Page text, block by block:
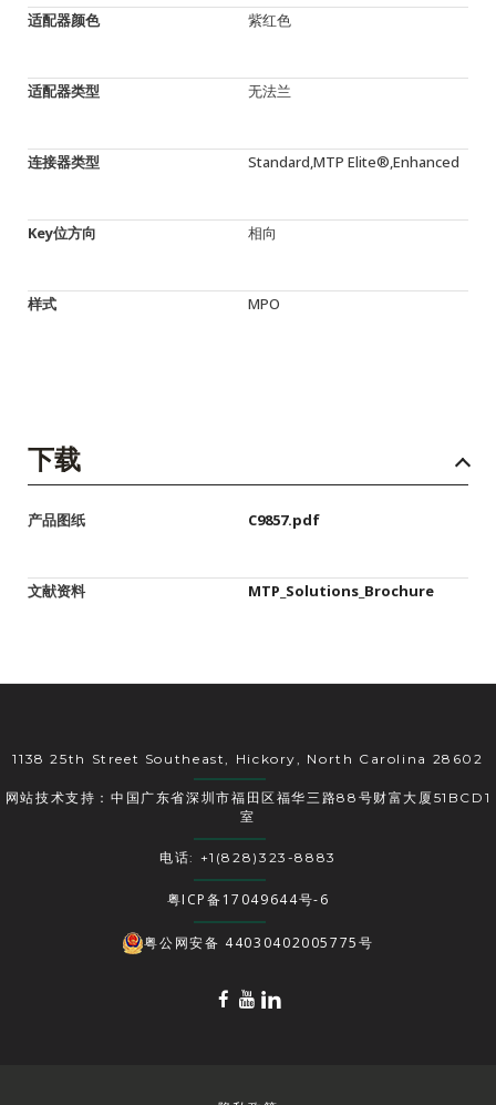
适配器颜色 紫红色
适配器类型 无法兰
连接器类型 Standard,MTP Elite®,Enhanced
Key位方向 相向
样式 MPO
下载
产品图纸 C9857.pdf
文献资料 MTP_Solutions_Brochure
1138 25th Street Southeast, Hickory, North Carolina 28602
网站技术支持：中国广东省深圳市福田区福华三路88号财富大厦51BCD1
室
电话: +1(828)323-8883
粤ICP备17049644号-6
粤公网安备 44030402005775号